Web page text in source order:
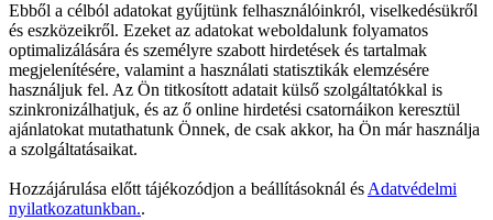
Ebből a célból adatokat gyűjtünk felhasználóinkról, viselkedésükről
és eszközeikről. Ezeket az adatokat weboldalunk folyamatos
optimalizálására és személyre szabott hirdetések és tartalmak
megjelenítésére, valamint a használati statisztikák elemzésére
használjuk fel. Az Ön titkosított adatait külső szolgáltatókkal is
szinkronizálhatjuk, és az ő online hirdetési csatornáikon keresztül
ajánlatokat mutathatunk Önnek, de csak akkor, ha Ön már használja
a szolgáltatásaikat.
Hozzájárulása előtt tájékozódjon a beállításoknál és Adatvédelmi
nyilatkozatunkban..